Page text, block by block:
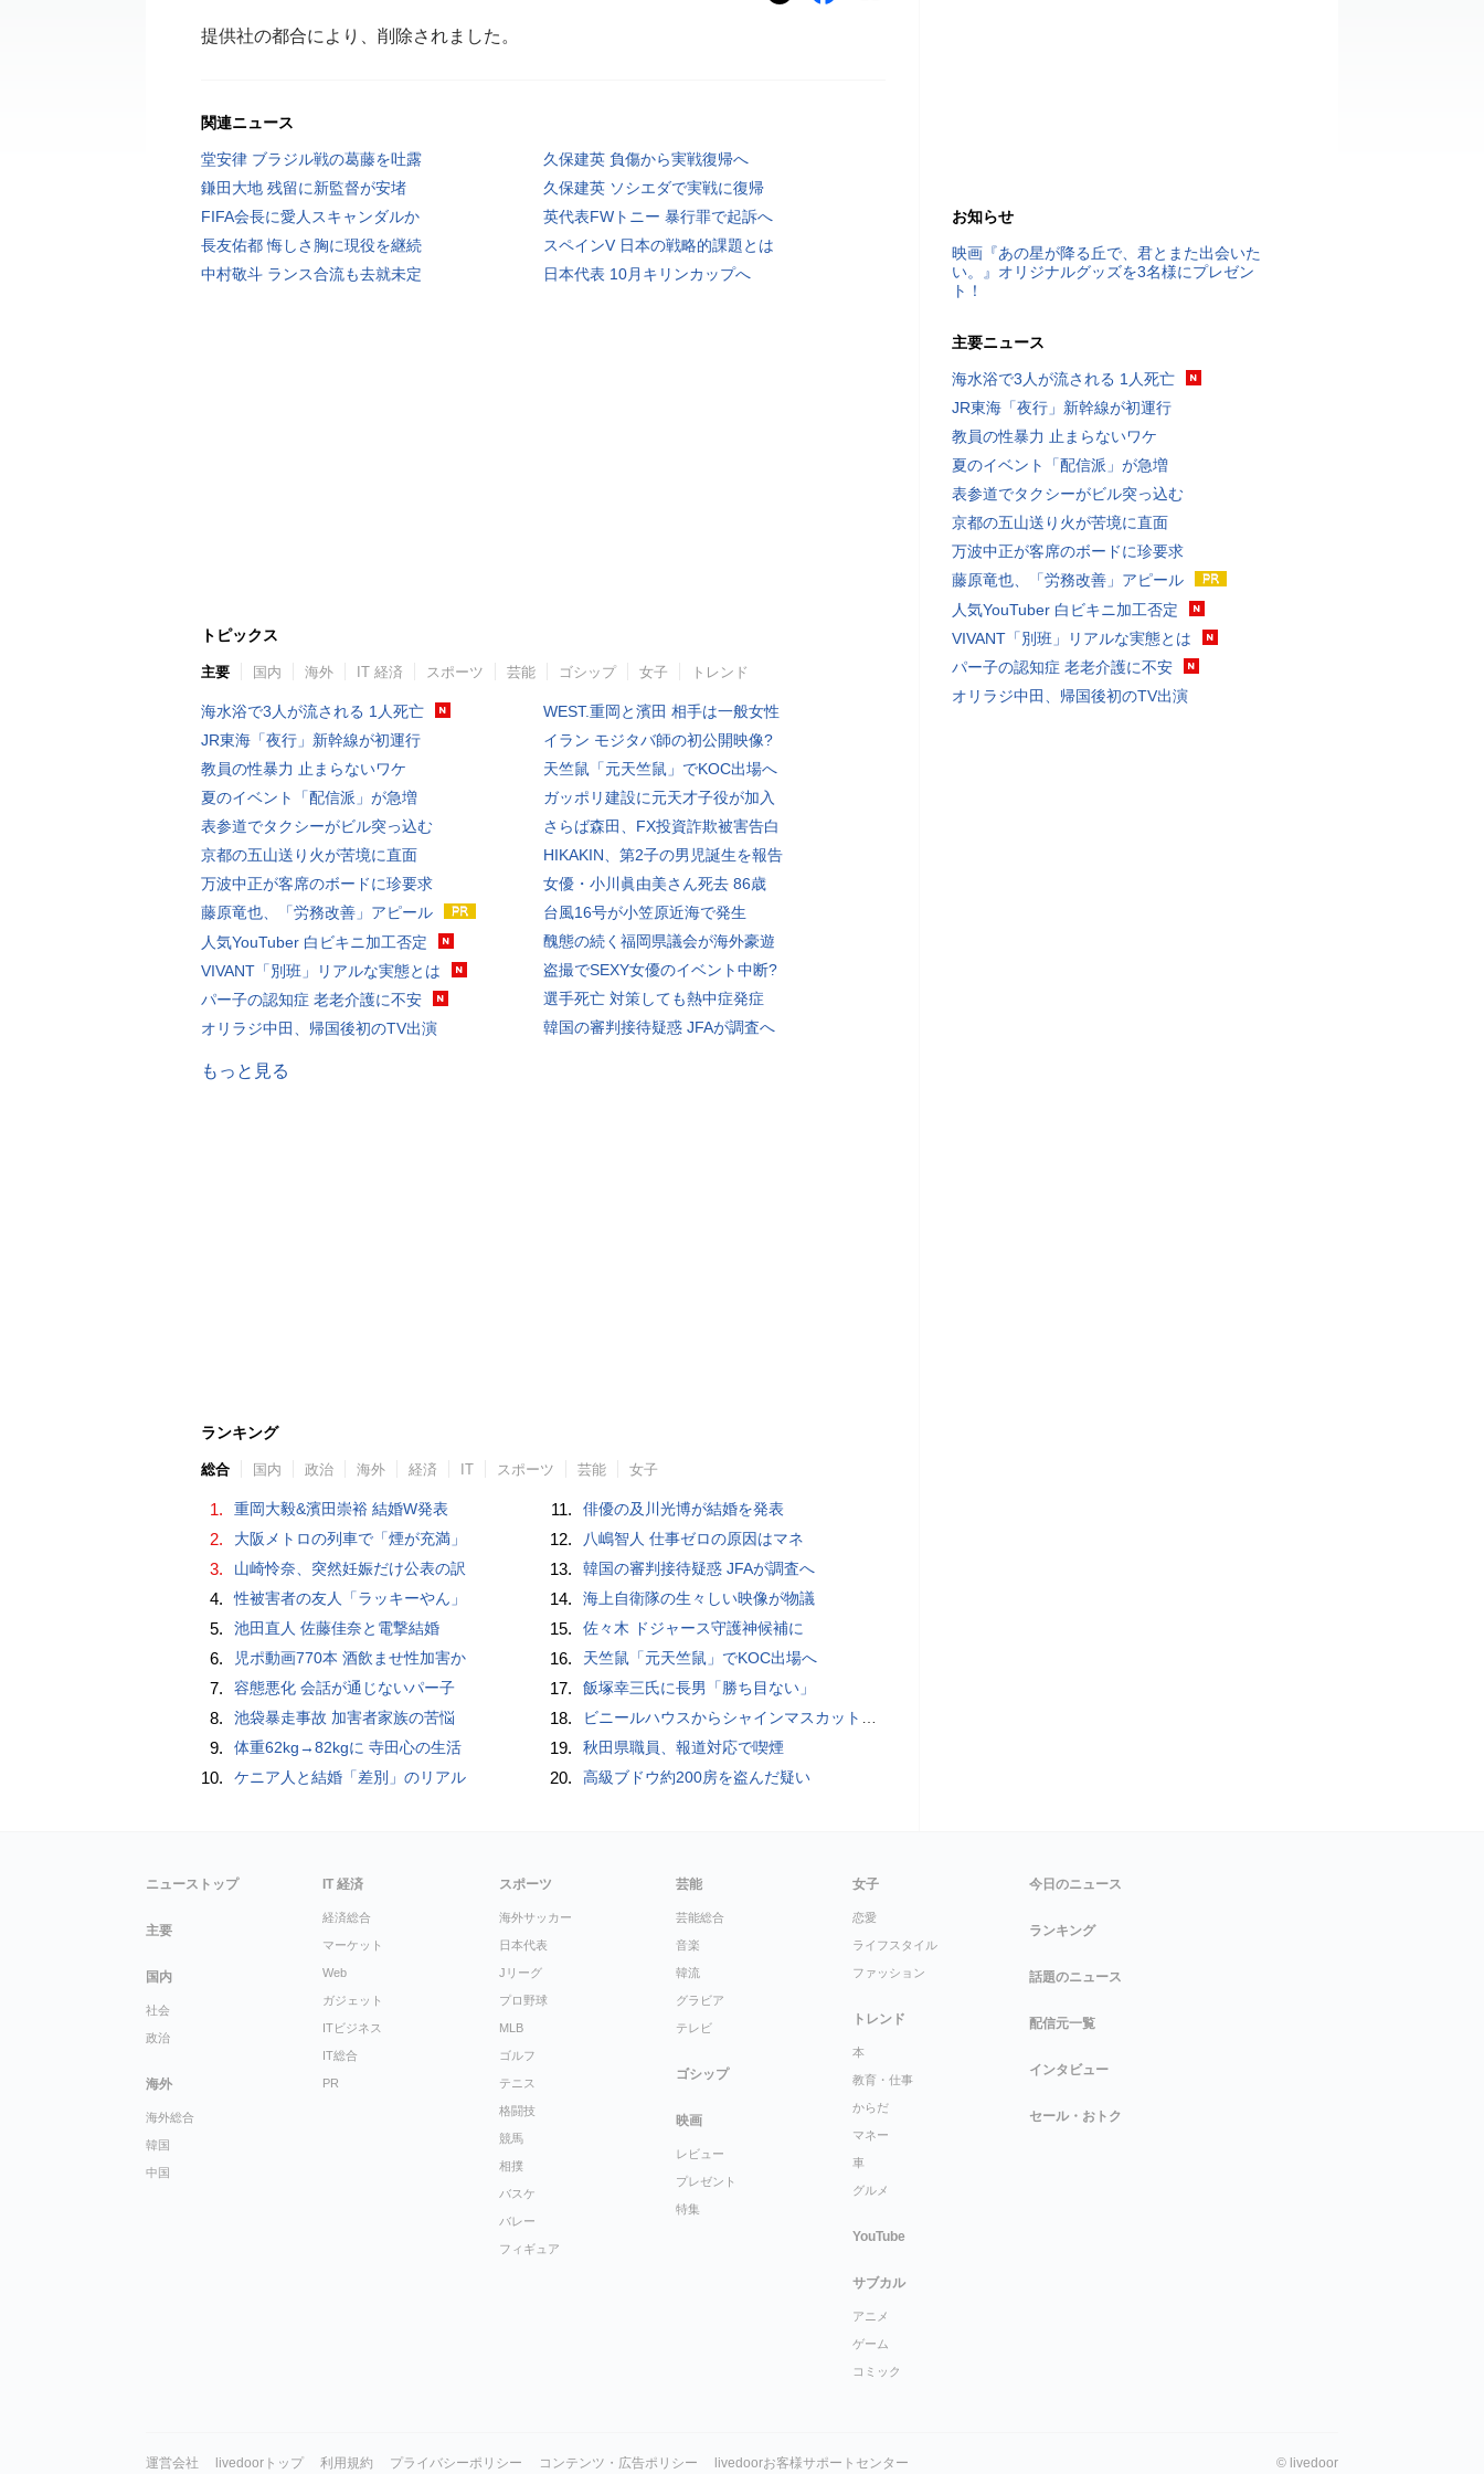
提供社の都合により、削除されました。
関連ニュース
堂安律 ブラジル戦の葛藤を吐露
久保建英 負傷から実戦復帰へ
鎌田大地 残留に新監督が安堵
久保建英 ソシエダで実戦に復帰
FIFA会長に愛人スキャンダルか
英代表FWトニー 暴行罪で起訴へ
長友佑都 悔しさ胸に現役を継続
スペインV 日本の戦略的課題とは
中村敬斗 ランス合流も去就未定
日本代表 10月キリンカップへ
トピックス
主要 国内 海外 IT 経済 スポーツ 芸能 ゴシップ 女子 トレンド
海水浴で3人が流される 1人死亡
JR東海「夜行」新幹線が初運行
教員の性暴力 止まらないワケ
夏のイベント「配信派」が急増
表参道でタクシーがビル突っ込む
京都の五山送り火が苦境に直面
万波中正が客席のボードに珍要求
藤原竜也、「労務改善」アピール
人気YouTuber 白ビキニ加工否定
VIVANT「別班」リアルな実態とは
パー子の認知症 老老介護に不安
オリラジ中田、帰国後初のTV出演
WEST.重岡と濱田 相手は一般女性
イラン モジタバ師の初公開映像?
天竺鼠「元天竺鼠」でKOC出場へ
ガッポリ建設に元天才子役が加入
さらば森田、FX投資詐欺被害告白
HIKAKIN、第2子の男児誕生を報告
女優・小川眞由美さん死去 86歳
台風16号が小笠原近海で発生
醜態の続く福岡県議会が海外豪遊
盗撮でSEXY女優のイベント中断?
選手死亡 対策しても熱中症発症
韓国の審判接待疑惑 JFAが調査へ
もっと見る
ランキング
総合 国内 政治 海外 経済 IT スポーツ 芸能 女子
1. 重岡大毅&濱田崇裕 結婚W発表
2. 大阪メトロの列車で「煙が充満」
3. 山崎怜奈、突然妊娠だけ公表の訳
4. 性被害者の友人「ラッキーやん」
5. 池田直人 佐藤佳奈と電撃結婚
6. 児ポ動画770本 酒飲ませ性加害か
7. 容態悪化 会話が通じないパー子
8. 池袋暴走事故 加害者家族の苦悩
9. 体重62kg→82kgに 寺田心の生活
10. ケニア人と結婚「差別」のリアル
11. 俳優の及川光博が結婚を発表
12. 八嶋智人 仕事ゼロの原因はマネ
13. 韓国の審判接待疑惑 JFAが調査へ
14. 海上自衛隊の生々しい映像が物議
15. 佐々木 ドジャース守護神候補に
16. 天竺鼠「元天竺鼠」でKOC出場へ
17. 飯塚幸三氏に長男「勝ち目ない」
18. ビニールハウスからシャインマスカット約200房を盗んだ疑い ネットで販売か 無職の男（42）逮捕 岡山県警
19. 秋田県職員、報道対応で喫煙
20. 高級ブドウ約200房を盗んだ疑い
お知らせ
映画『あの星が降る丘で、君とまた出会いた
い。』オリジナルグッズを3名様にプレゼン
ト！
主要ニュース
海水浴で3人が流される 1人死亡
JR東海「夜行」新幹線が初運行
教員の性暴力 止まらないワケ
夏のイベント「配信派」が急増
表参道でタクシーがビル突っ込む
京都の五山送り火が苦境に直面
万波中正が客席のボードに珍要求
藤原竜也、「労務改善」アピール
人気YouTuber 白ビキニ加工否定
VIVANT「別班」リアルな実態とは
パー子の認知症 老老介護に不安
オリラジ中田、帰国後初のTV出演
ニューストップ
主要
国内
社会
政治
海外
海外総合
韓国
中国
IT 経済
経済総合
マーケット
Web
ガジェット
ITビジネス
IT総合
PR
スポーツ
海外サッカー
日本代表
Jリーグ
プロ野球
MLB
ゴルフ
テニス
格闘技
競馬
相撲
バスケ
バレー
フィギュア
芸能
芸能総合
音楽
韓流
グラビア
テレビ
ゴシップ
映画
レビュー
プレゼント
特集
女子
恋愛
ライフスタイル
ファッション
トレンド
本
教育・仕事
からだ
マネー
車
グルメ
YouTube
サブカル
アニメ
ゲーム
コミック
今日のニュース
ランキング
話題のニュース
配信元一覧
インタビュー
セール・おトク
運営会社 livedoorトップ 利用規約 プライバシーポリシー コンテンツ・広告ポリシー livedoorお客様サポートセンター © livedoor